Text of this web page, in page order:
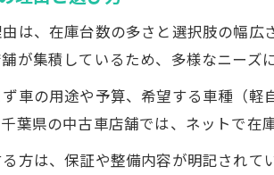
は、在庫台数の多さと選択肢の幅
が集積しているため、多様なニーズ
車の用途や予算、希望する車種（
葉県の中古車店舗では、ネットで在
方は、保証や整備内容が明記され